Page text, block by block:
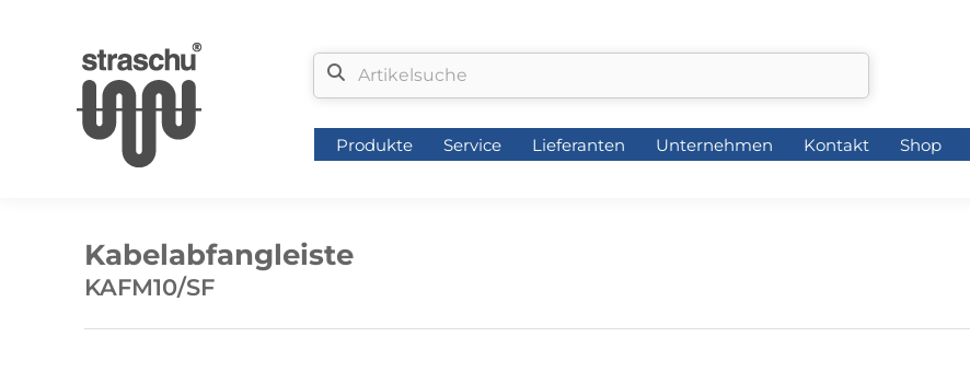
Produkte Service Lieferanten Unternehmen Kontakt Shop
Kabelabfangleiste
KAFM10/SF
Produkte Service Lieferanten Unternehmen Kontakt